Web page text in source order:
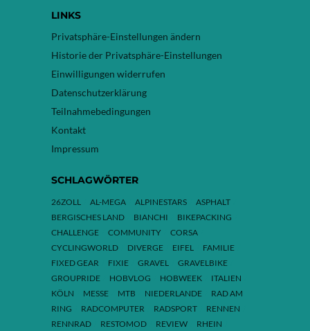
LINKS
Privatsphäre-Einstellungen ändern
Historie der Privatsphäre-Einstellungen
Einwilligungen widerrufen
Datenschutzerklärung
Teilnahmebedingungen
Kontakt
Impressum
SCHLAGWÖRTER
26ZOLL AL-MEGA ALPINESTARS
ASPHALT
BERGISCHES LAND
BIANCHI
BIKEPACKING
CHALLENGE
COMMUNITY
CORSA
CYCLINGWORLD
DIVERGE EIFEL
FAMILIE
FIXED GEAR
FIXIE GRAVEL
GRAVELBIKE
GROUPRIDE
HOBVLOG HOBWEEK
ITALIEN
KÖLN
MESSE MTB NIEDERLANDE
RAD AM
RING
RADCOMPUTER RADSPORT
RENNEN
RENNRAD
RESTOMOD REVIEW RHEIN